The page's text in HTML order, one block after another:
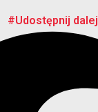
#Udostępnij dalej